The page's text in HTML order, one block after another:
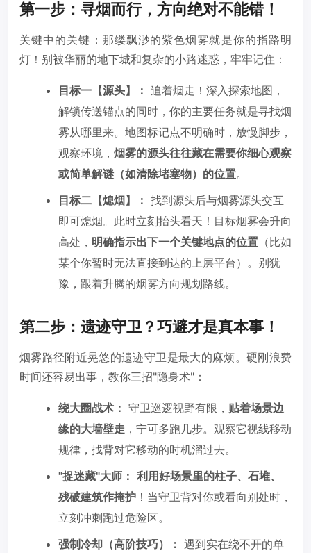
第一步：寻烟而行，方向绝对不能错！
关键中的关键：那缕飘渺的紫色烟雾就是你的指路明
灯！别被华丽的地下城和复杂的小路迷惑，牢牢记住：
目标一【源头】： 追着烟走！深入探索地图，
解锁传送锚点的同时，你的主要任务就是寻找烟
雾从哪里来。地图标记点不明确时，放慢脚步，
观察环境， 烟雾的源头往往藏在需要你细心观察
或简单解谜（如清除堵塞物）的位置。
目标二【熄烟】： 找到源头后与烟雾源头交互
即可熄烟。此时立刻抬头看天！目标烟雾会升向
高处， 明确指示出下一个关键地点的位置 （比如
某个你暂时无法直接到达的上层平台）。别犹
豫，跟着升腾的烟雾方向规划路线。
第二步：遗迹守卫？巧避才是真本事！
烟雾路径附近晃悠的遗迹守卫是最大的麻烦。硬刚浪费
时间还容易出事，教你三招"隐身术"：
绕大圈战术： 守卫巡逻视野有限， 贴着场景边
缘的大墙壁走 ，宁可多跑几步。观察它视线移动
规律，找背对它移动的时机溜过去。
"捉迷藏"大师： 利用好场景里的柱子、石堆、
残破建筑作掩护 ！当守卫背对你或看向别处时，
立刻冲刺跑过危险区。
强制冷却（高阶技巧）： 遇到实在绕不开的单